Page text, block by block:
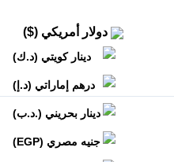
دولار أمريكي ($)
دينار كويتي (د.ك)
درهم إماراتي (د.إ)
دينار بحريني (.د.ب)
جنيه مصري (EGP)